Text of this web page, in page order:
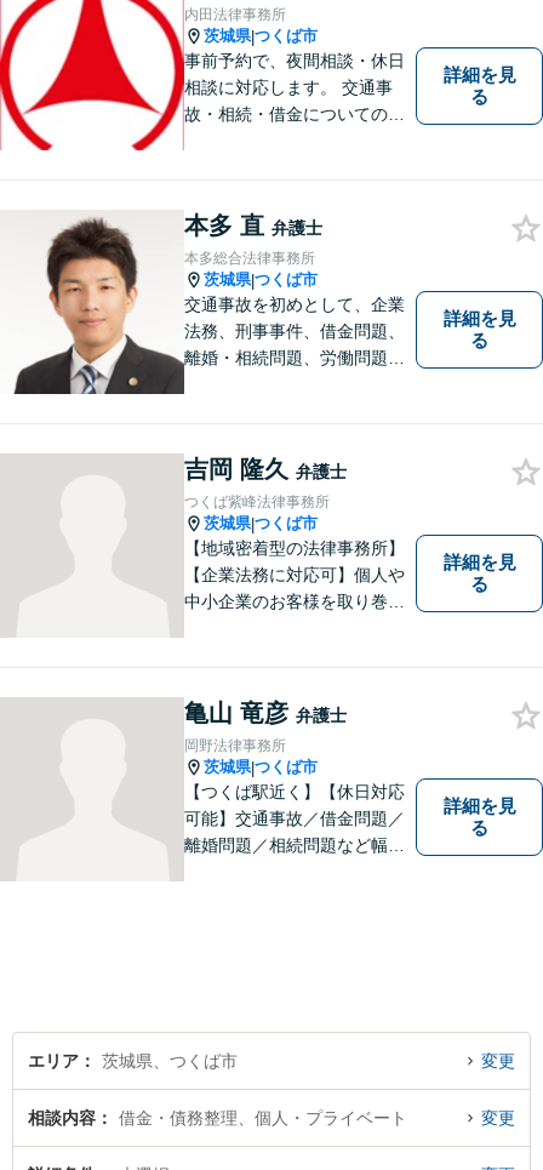
内田法律事務所
茨城県|つくば市
事前予約で、夜間相談・休日
相談に対応します。 交通事
故・相続・借金についてのご
詳細を見
る
本多 直 弁護士
本多総合法律事務所
茨城県|つくば市
交通事故を初めとして、企業
法務、刑事事件、借金問題、
離婚・相続問題、労働問題そ
実・迅速・丁寧な事件処理を
心掛けています。
詳細を見
る
吉岡 隆久 弁護士
つくば紫峰法律事務所
茨城県|つくば市
【地域密着型の法律事務所】
【企業法務に対応可】個人や
中小企業のお客様を取り巻く
人38名の案件の対応経験がご
ざいます。ぜひ、お気軽にご
相談ください。
詳細を見
る
亀山 竜彦 弁護士
岡野法律事務所
茨城県|つくば市
【つくば駅近く】【休日対応
可能】交通事故／借金問題／
離婚問題／相続問題など幅広
詳細を見
る
エリア 茨城県、つくば市 変更
相談内容 借金・債務整理、個人・プライベート 変更